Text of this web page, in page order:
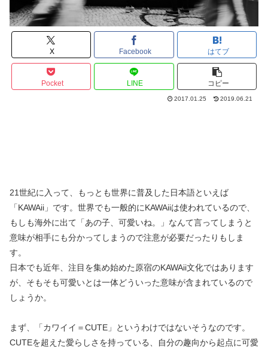
X Facebook はてブ
Pocket LINE コピー
2017.01.25 2019.06.21
21世紀に入って、もっとも世界に普及した日本語といえば
「KAWAii」です。世界でも一般的にKAWAiiは使われているので、
もしも海外に出て「あの子、可愛いね。」なんて言ってしまうと
意味が相手にも分かってしまうので注意が必要だったりもしま
す。
日本でも近年、注目を集め始めた原宿のKAWAii文化ではあります
が、そもそも可愛いとは一体どういった意味が含まれているので
しょうか。
まず、「カワイイ＝CUTE」というわけではないそうなのです。
CUTEを超えた愛らしさを持っている、自分の趣向から起点に可愛